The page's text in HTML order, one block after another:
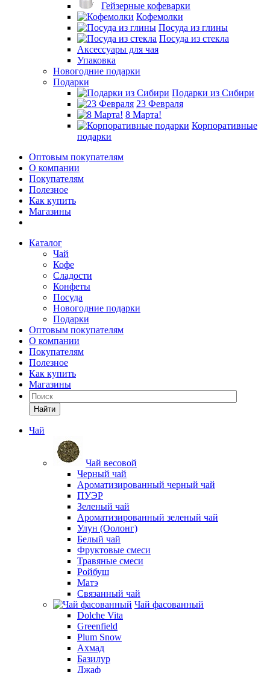
Гейзерные кофеварки
Кофемолки
Посуда из глины
Посуда из стекла
Аксессуары для чая
Упаковка
Новогодние подарки
Подарки
Подарки из Сибири
23 Февраля
8 Марта!
Корпоративные
подарки
Оптовым покупателям
О компании
Покупателям
Полезное
Как купить
Магазины
Каталог
Чай
Кофе
Сладости
Конфеты
Посуда
Новогодние подарки
Подарки
Оптовым покупателям
О компании
Покупателям
Полезное
Как купить
Магазины
Найти
Чай
Чай весовой
Черный чай
Ароматизированный черный чай
ПУЭР
Зеленый чай
Ароматизированный зеленый чай
Улун (Оолонг)
Белый чай
Фруктовые смеси
Травяные смеси
Ройбуш
Матэ
Связанный чай
Чай фасованный
Dolche Vita
Greenfield
Plum Snow
Ахмад
Базилур
Джаф